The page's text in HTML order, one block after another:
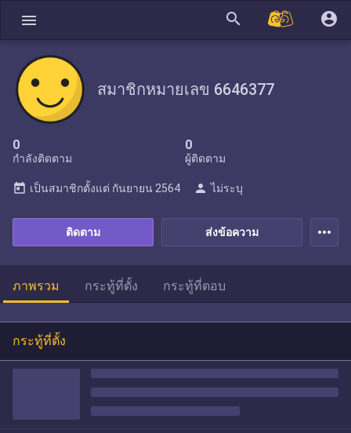
menu search account_circle
สมาชิกหมายเลข 6646377
0
กำลังติดตาม
0
ผู้ติดตาม
ส่งข้อความ
ติดตาม
today เป็นสมาชิกตั้งแต่ กันยายน 2564 person ไม่ระบุ
more_horiz
ภาพรวม กระทู้ที่ตั้ง กระทู้ที่ตอบ
กระทู้ที่ตั้ง